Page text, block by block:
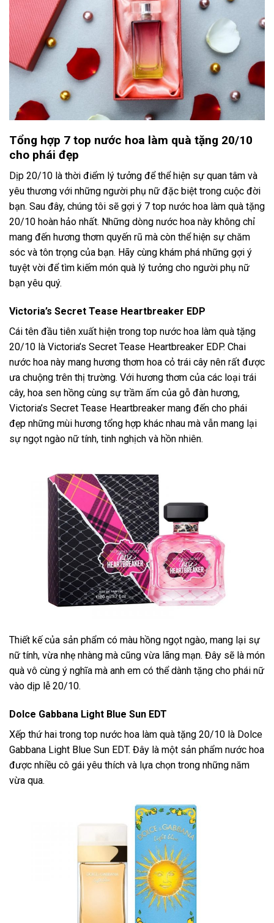
Tổng hợp 7 top nước hoa làm quà tặng 20/10
cho phái đẹp
Dịp 20/10 là thời điểm lý tưởng để thể hiện sự quan tâm và
yêu thương với những người phụ nữ đặc biệt trong cuộc đời
bạn. Sau đây, chúng tôi sẽ gợi ý 7 top nước hoa làm quà tặng
20/10 hoàn hảo nhất. Những dòng nước hoa này không chỉ
mang đến hương thơm quyến rũ mà còn thể hiện sự chăm
sóc và tôn trọng của bạn. Hãy cùng khám phá những gợi ý
tuyệt vời để tìm kiếm món quà lý tưởng cho người phụ nữ
bạn yêu quý.
Victoria’s Secret Tease Heartbreaker EDP
Cái tên đầu tiên xuất hiện trong top nước hoa làm quà tặng
20/10 là Victoria’s Secret Tease Heartbreaker EDP. Chai
nước hoa này mang hương thơm hoa cỏ trái cây nên rất được
ưa chuộng trên thị trường. Với hương thơm của các loại trái
cây, hoa sen hồng cùng sự trầm ấm của gỗ đàn hương,
Victoria’s Secret Tease Heartbreaker mang đến cho phái
đẹp những mùi hương tổng hợp khác nhau mà vẫn mang lại
sự ngọt ngào nữ tính, tinh nghịch và hồn nhiên.
Thiết kế của sản phẩm có màu hồng ngọt ngào, mang lại sự
nữ tính, vừa nhẹ nhàng mà cũng vừa lãng mạn. Đây sẽ là món
quà vô cùng ý nghĩa mà anh em có thể dành tặng cho phái nữ
vào dịp lễ 20/10.
Dolce Gabbana Light Blue Sun EDT
Xếp thứ hai trong top nước hoa làm quà tặng 20/10 là Dolce
Gabbana Light Blue Sun EDT. Đây là một sản phẩm nước hoa
được nhiều cô gái yêu thích và lựa chọn trong những năm
vừa qua.